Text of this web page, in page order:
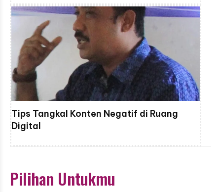
Tips Tangkal Konten Negatif di Ruang
Digital
Pilihan Untukmu